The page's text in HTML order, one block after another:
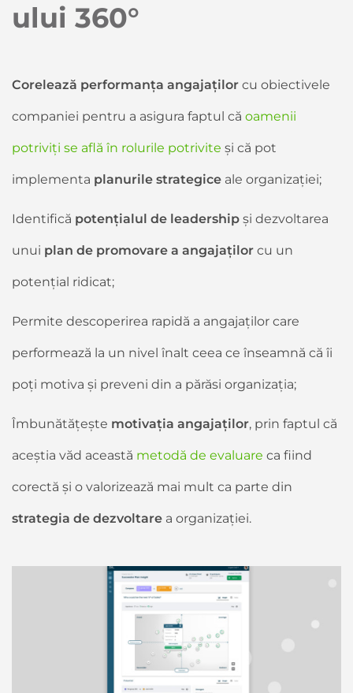
ului 360°
Corelează performanța angajaților cu obiectivele
companiei pentru a asigura faptul că oamenii
potriviți se află în rolurile potrivite și că pot
implementa planurile strategice ale organizației;
Identifică potențialul de leadership și dezvoltarea
unui plan de promovare a angajaților cu un
potențial ridicat;
Permite descoperirea rapidă a angajaților care
performează la un nivel înalt ceea ce înseamnă că îi
poți motiva și preveni din a părăsi organizația;
Îmbunătățește motivația angajaților, prin faptul că
aceștia văd această metodă de evaluare ca fiind
corectă și o valorizează mai mult ca parte din
strategia de dezvoltare a organizației.